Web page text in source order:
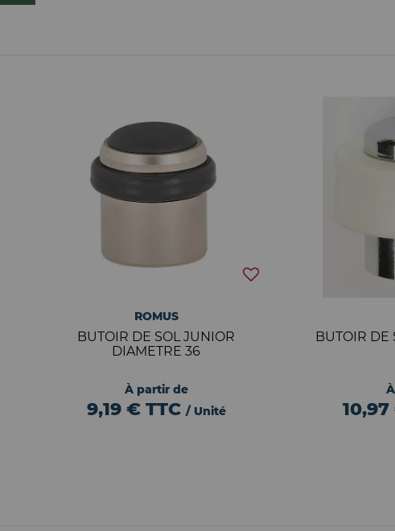
ROMUS
BUTOIR DE SOL JUNIOR
DIAMETRE 36
À partir de
9,19 € TTC / Unité
BUTOIR DE